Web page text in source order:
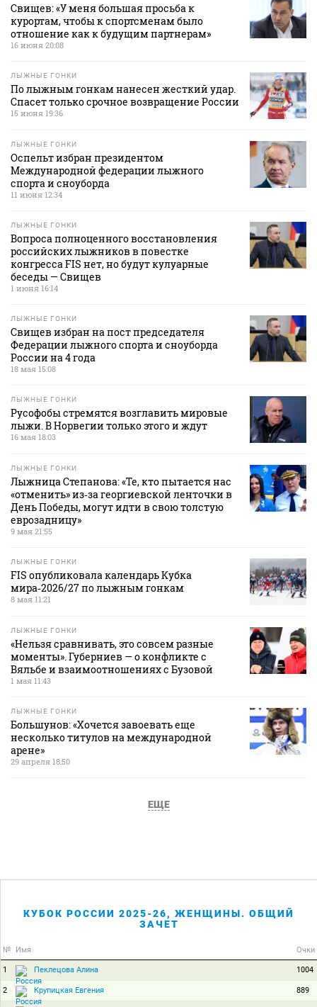
Свищев: «У меня большая просьба к
курортам, чтобы к спортсменам было
отношение как к будущим партнерам»
16 июня 20:08
ЛЫЖНЫЕ ГОНКИ
По лыжным гонкам нанесен жесткий удар.
Спасет только срочное возвращение России
15 июня 19:36
ЛЫЖНЫЕ ГОНКИ
Оспельт избран президентом
Международной федерации лыжного
спорта и сноуборда
11 июня 12:34
ЛЫЖНЫЕ ГОНКИ
Вопроса полноценного восстановления
российских лыжников в повестке
конгресса FIS нет, но будут кулуарные
беседы — Свищев
1 июня 16:14
ЛЫЖНЫЕ ГОНКИ
Свищев избран на пост председателя
Федерации лыжного спорта и сноуборда
России на 4 года
18 мая 15:08
ЛЫЖНЫЕ ГОНКИ
Русофобы стремятся возглавить мировые
лыжи. В Норвегии только этого и ждут
16 мая 18:03
ЛЫЖНЫЕ ГОНКИ
Лыжница Степанова: «Те, кто пытается нас
«отменить» из‑за георгиевской ленточки в
День Победы, могут идти в свою толстую
еврозадницу»
9 мая 21:55
ЛЫЖНЫЕ ГОНКИ
FIS опубликовала календарь Кубка
мира‑2026/27 по лыжным гонкам
8 мая 11:21
ЛЫЖНЫЕ ГОНКИ
«Нельзя сравнивать, это совсем разные
моменты». Губерниев — о конфликте с
Вяльбе и взаимоотношениях с Бузовой
1 мая 11:43
ЛЫЖНЫЕ ГОНКИ
Большунов: «Хочется завоевать еще
несколько титулов на международной
арене»
29 апреля 18:50
ЕЩЕ
КУБОК РОССИИ 2025-26, ЖЕНЩИНЫ. ОБЩИЙ
ЗАЧЕТ
№ Имя Очки
1 Пеклецова Алина 1004
2 Крупицкая Евгения 889